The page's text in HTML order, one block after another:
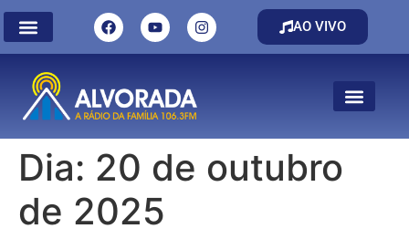
AO VIVO
Dia: 20 de outubro
de 2025